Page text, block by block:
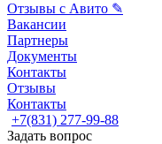
Отзывы с Авито ✎
Вакансии
Партнеры
Документы
Контакты
Отзывы
Контакты
+7(831) 277-99-88
Задать вопрос